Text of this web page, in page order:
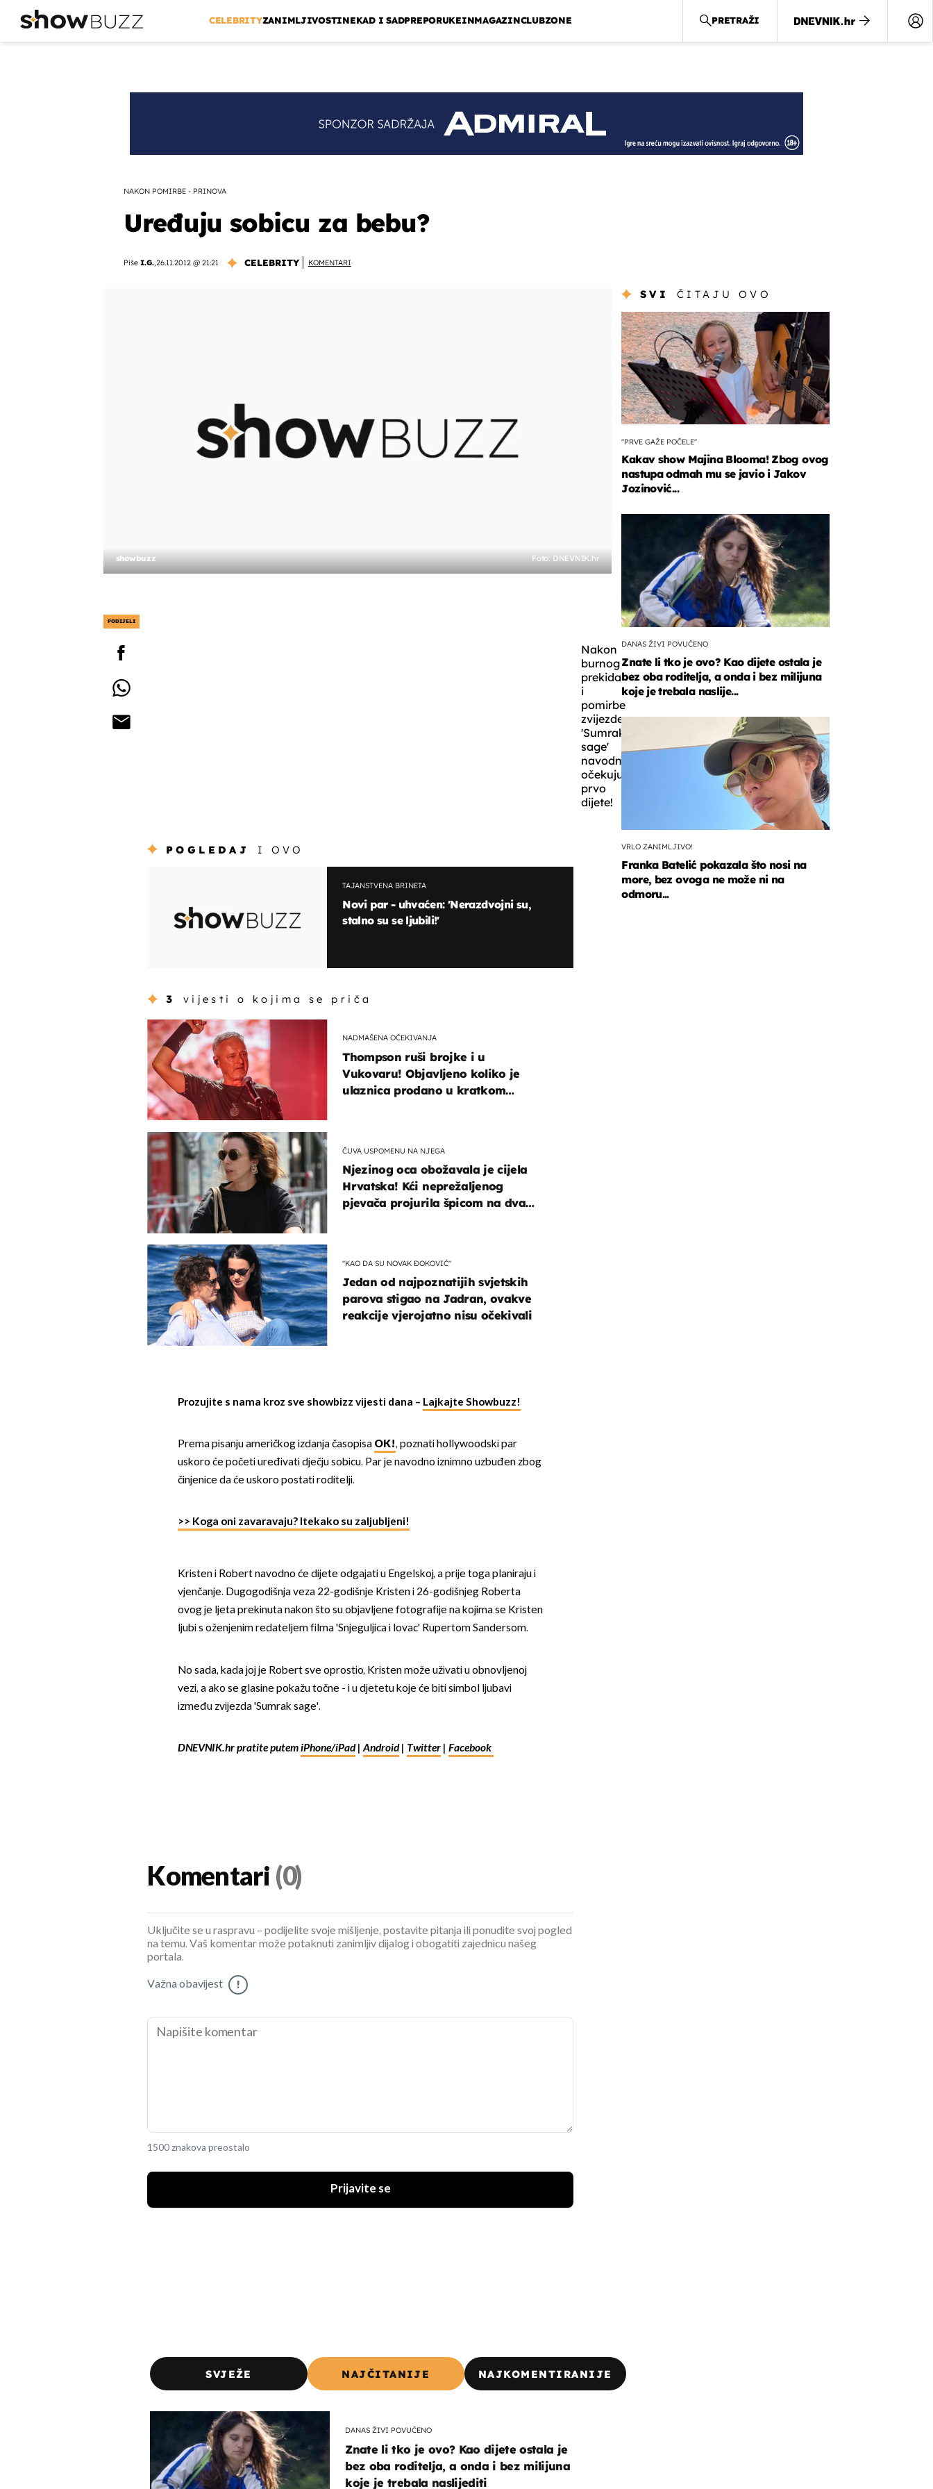
CELEBRITYZANIMLJIVOSTINEKAD I SADPREPORUKEINMAGAZINCLUBZONE PRETRAŽI
NAKON POMIRBE - PRINOVA
Uređuju sobicu za bebu?
Piše I.G.,26.11.2012 @ 21:21 CELEBRITY KOMENTARI
showbuzz Foto: DNEVNIK.hr
PODIJELI
Nakon
burnog
prekida
i
pomirbe
zvijezde
'Sumrak
sage'
navodno
očekuju
prvo
dijete!
POGLEDAJ I OVO
TAJANSTVENA BRINETA
Novi par - uhvaćen: 'Nerazdvojni su,
stalno su se ljubili!'
3 vijesti o kojima se priča
NADMAŠENA OČEKIVANJA
Thompson ruši brojke i u
Vukovaru! Objavljeno koliko je
ulaznica prodano u kratkom
ČUVA USPOMENU NA NJEGA
Njezinog oca obožavala je cijela
Hrvatska! Kći neprežaljenog
pjevača projurila špicom na dva
"KAO DA SU NOVAK ĐOKOVIĆ"
Jedan od najpoznatijih svjetskih
parova stigao na Jadran, ovakve
reakcije vjerojatno nisu očekivali
Prozujite s nama kroz sve showbizz vijesti dana – Lajkajte Showbuzz!
Prema pisanju američkog izdanja časopisa OK!, poznati hollywoodski par
uskoro će početi uređivati dječju sobicu. Par je navodno iznimno uzbuđen zbog
činjenice da će uskoro postati roditelji.
>> Koga oni zavaravaju? Itekako su zaljubljeni!
Kristen i Robert navodno će dijete odgajati u Engelskoj, a prije toga planiraju i
vjenčanje. Dugogodišnja veza 22-godišnje Kristen i 26-godišnjeg Roberta
ovog je ljeta prekinuta nakon što su objavljene fotografije na kojima se Kristen
ljubi s oženjenim redateljem filma 'Snjeguljica i lovac' Rupertom Sandersom.
No sada, kada joj je Robert sve oprostio, Kristen može uživati u obnovljenoj
vezi, a ako se glasine pokažu točne - i u djetetu koje će biti simbol ljubavi
između zvijezda 'Sumrak sage'.
DNEVNIK.hr pratite putemiPhone/iPad|Android| Twitter| Facebook
SVI ČITAJU OVO
"PRVE GAŽE POČELE"
Kakav show Majina Blooma! Zbog ovog
nastupa odmah mu se javio i Jakov
Jozinović...
DANAS ŽIVI POVUČENO
Znate li tko je ovo? Kao dijete ostala je
bez oba roditelja, a onda i bez milijuna
koje je trebala naslije...
VRLO ZANIMLJIVO!
Franka Batelić pokazala što nosi na
more, bez ovoga ne može ni na
odmoru...
Komentari (0)
Uključite se u raspravu – podijelite svoje mišljenje, postavite pitanja ili ponudite svoj pogled
na temu. Vaš komentar može potaknuti zanimljiv dijalog i obogatiti zajednicu našeg
portala.
Važna obavijest !
1500 znakova preostalo
Prijavite se
SVJEŽE NAJČITANIJE NAJKOMENTIRANIJE
DANAS ŽIVI POVUČENO
Znate li tko je ovo? Kao dijete ostala je
bez oba roditelja, a onda i bez milijuna
koje je trebala naslijediti
OMOGUĆI OBAVIJESTI